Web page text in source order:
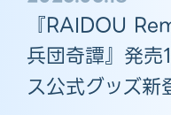
『RAIDOU
兵団奇譚』発売
ス公式グッズ新